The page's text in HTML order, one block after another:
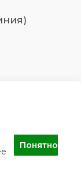
Понятно